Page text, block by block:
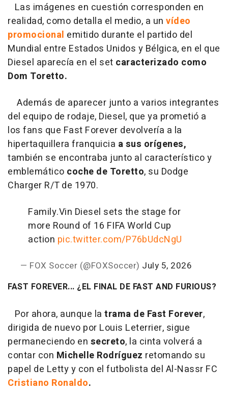
Las imágenes en cuestión corresponden en
realidad, como detalla el medio, a un vídeo
promocional emitido durante el partido del
Mundial entre Estados Unidos y Bélgica, en el que
Diesel aparecía en el set caracterizado como
Dom Toretto.
Además de aparecer junto a varios integrantes
del equipo de rodaje, Diesel, que ya prometió a
los fans que Fast Forever devolvería a la
hipertaquillera franquicia a sus orígenes,
también se encontraba junto al característico y
emblemático coche de Toretto, su Dodge
Charger R/T de 1970.
Family.Vin Diesel sets the stage for
more Round of 16 FIFA World Cup
action pic.twitter.com/P76bUdcNgU
— FOX Soccer (@FOXSoccer) July 5, 2026
FAST FOREVER... ¿EL FINAL DE FAST AND FURIOUS?
Por ahora, aunque la trama de Fast Forever,
dirigida de nuevo por Louis Leterrier, sigue
permaneciendo en secreto, la cinta volverá a
contar con Michelle Rodríguez retomando su
papel de Letty y con el futbolista del Al-Nassr FC
Cristiano Ronaldo.